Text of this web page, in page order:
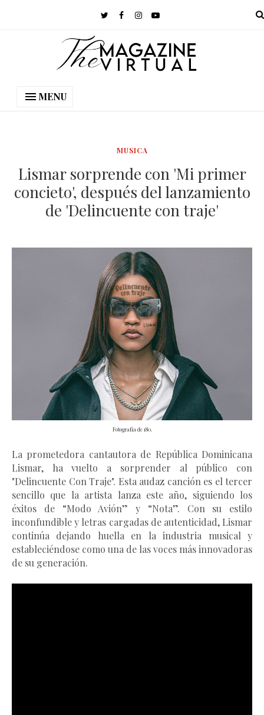
MENU
MUSICA
Lismar sorprende con 'Mi primer
concieto', después del lanzamiento
de 'Delincuente con traje'
Fotografía de 180.
La prometedora cantautora de República Dominicana
Lismar, ha vuelto a sorprender al público con
"Delincuente Con Traje". Esta audaz canción es el tercer
sencillo que la artista lanza este año, siguiendo los
éxitos
de “Modo Avión” y “Nota”. Con su estilo
inconfundible y letras cargadas de autenticidad, Lismar
continúa dejando huella en la industria musical y
estableciéndose como una de las voces más innovadoras
de su generación.